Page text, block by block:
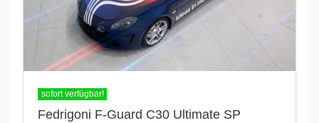
sofort verfügbar!
Fedrigoni F-Guard C30 Ultimate SP